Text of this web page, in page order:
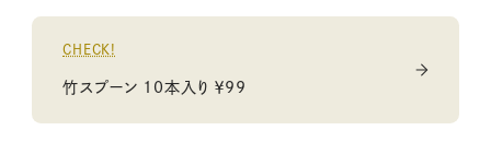
CHECK!
竹スプーン 10本入り ￥99